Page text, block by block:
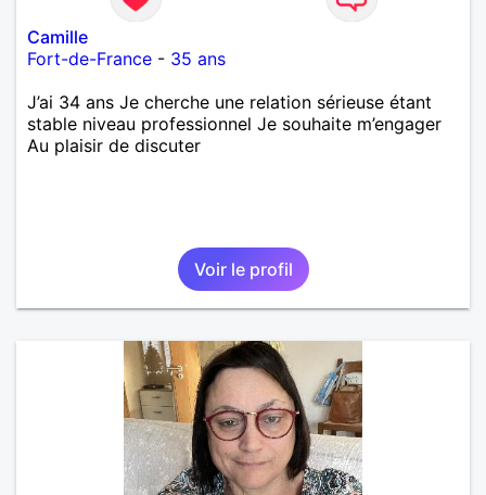
Camille
Fort-de-France - 35 ans
J’ai 34 ans Je cherche une relation sérieuse étant
stable niveau professionnel Je souhaite m’engager
Au plaisir de discuter
Voir le profil